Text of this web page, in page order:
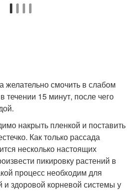
желательно смочить в слабом
течении 15 минут, после чего
накрыть пленкой и поставить
Как только рассада
несколько настоящих
пикировку растений в
процесс необходим для
здоровой корневой системы у